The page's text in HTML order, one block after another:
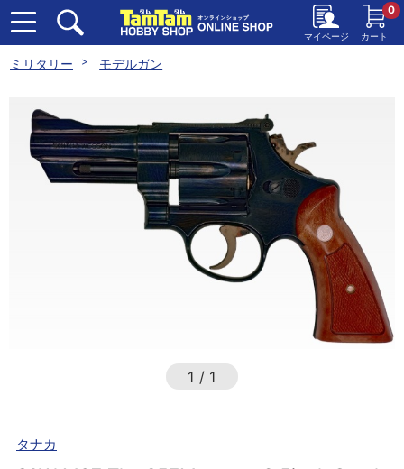
マイページ カート
0
ミリタリー モデルガン
1 / 1
タナカ